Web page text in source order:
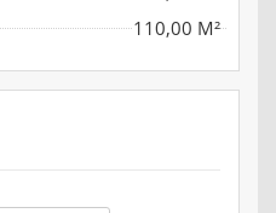
110,00 M²